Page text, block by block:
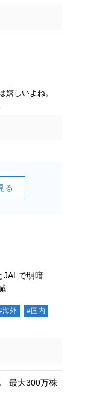
嬉しいよね。
る
JALで明暗
海外
#国内
最大300万株